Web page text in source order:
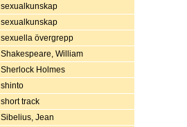
sexualkunskap
sexualkunskap
sexuella övergrepp
Shakespeare, William
Sherlock Holmes
shinto
short track
Sibelius, Jean